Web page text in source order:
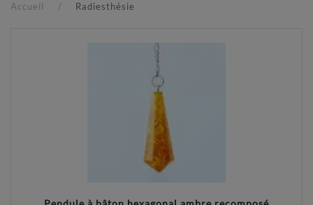
Accueil Radiesthésie